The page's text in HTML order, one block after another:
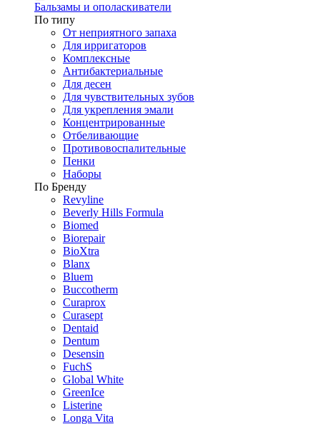
Бальзамы и ополаскиватели
По типу
От неприятного запаха
Для ирригаторов
Комплексные
Антибактериальные
Для десен
Для чувствительных зубов
Для укрепления эмали
Концентрированные
Отбеливающие
Противовоспалительные
Пенки
Наборы
По Бренду
Revyline
Beverly Hills Formula
Biomed
Biorepair
BioXtra
Blanx
Bluem
Buccotherm
Curaprox
Curasept
Dentaid
Dentum
Desensin
FuchS
Global White
GreenIce
Listerine
Longa Vita